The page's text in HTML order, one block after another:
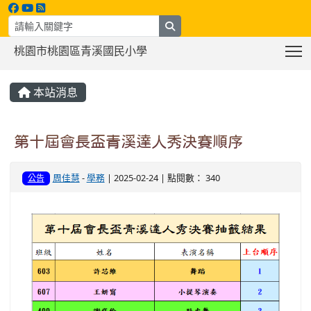
桃園市桃園區青溪國民小學
本站消息
第十屆會長盃青溪達人秀決賽順序
公告 周佳慧 -學務| 2025-02-24 | 點閱數： 340